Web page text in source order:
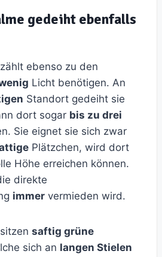
gedeiht ebenfalls
ebenso zu den
Licht benötigen. An
Standort gedeiht sie
dort sogar bis zu drei
Sie eignet sie sich zwar
Plätzchen, wird dort
Höhe erreichen können.
direkte
immer vermieden wird.
saftig grüne
sich an langen Stielen